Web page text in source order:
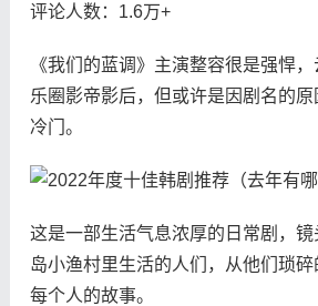
评论人数：1.6万+
《我们的蓝调》主演整容很是强悍
乐圈影帝影后，但或许是因剧名的
冷门。
这是一部生活气息浓厚的日常剧，
岛小渔村里生活的人们，从他们琐
每个人的故事。